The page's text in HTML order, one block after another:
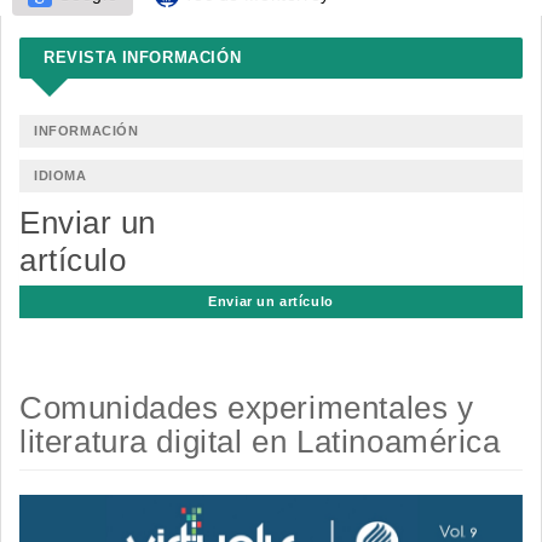
REVISTA INFORMACIÓN
INFORMACIÓN
IDIOMA
Enviar un
artículo
Enviar un artículo
Comunidades experimentales y
literatura digital en Latinoamérica